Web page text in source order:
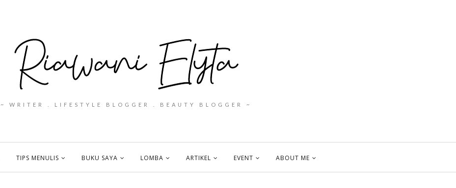
~ WRITER . LIFESTYLE BLOGGER . BEAUTY BLOGGER ~
TIPS MENULIS BUKU SAYA LOMBA ARTIKEL EVENT ABOUT ME